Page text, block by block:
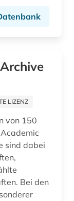
LIZENZ
von 150
sind dabei
Bei den